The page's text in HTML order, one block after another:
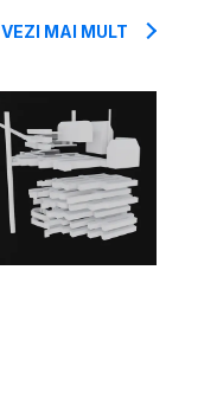
VEZI MAI MULT